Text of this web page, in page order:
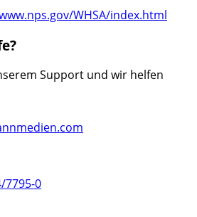
WHSA/index.html
Support und wir helfen
7795-0